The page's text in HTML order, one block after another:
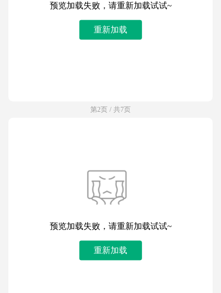
预览加载失败，请重新加载试试~
重新加载
第2页 / 共7页
预览加载失败，请重新加载试试~
重新加载